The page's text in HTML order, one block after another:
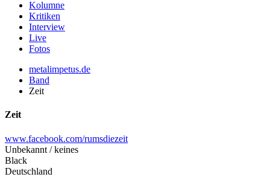
Kolumne
Kritiken
Interview
Live
Fotos
metalimpetus.de
Band
Zeit
Zeit
www.facebook.com/rumsdiezeit
Unbekannt / keines
Black
Deutschland